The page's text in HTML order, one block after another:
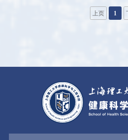
上页 1